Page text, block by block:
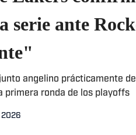
serie ante
angelino prácticamente
primera ronda de los playoffs
2026